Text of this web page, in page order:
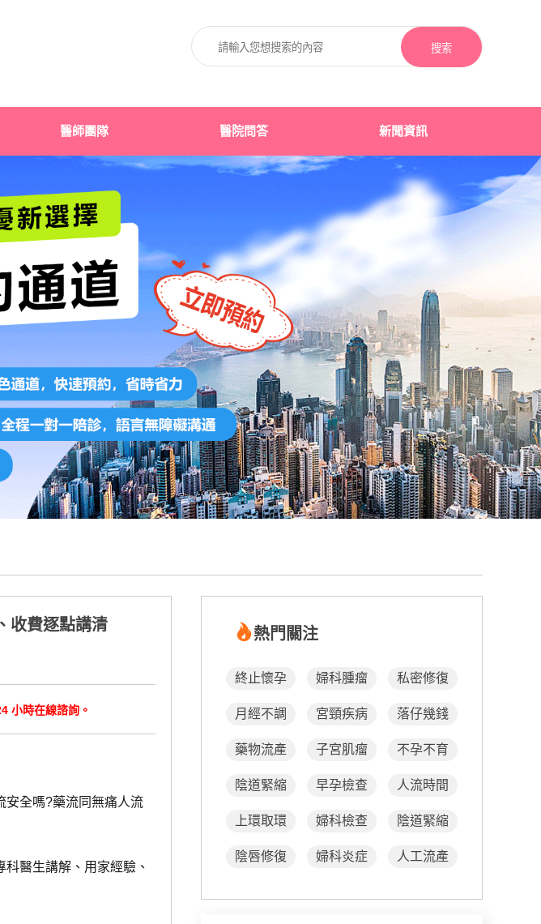
搜索
醫師團隊 醫院問答 新聞資訊
收費逐點講清
小時在線諮詢。
全嗎?藥流同無痛人流
醫生講解、用家經驗、
熱門關注
終止懷孕 婦科腫瘤 私密修復
月經不調 宮頸疾病 落仔幾錢
藥物流產 子宮肌瘤 不孕不育
陰道緊縮 早孕檢查 人流時間
上環取環 婦科檢查 陰道緊縮
陰唇修復 婦科炎症 人工流產